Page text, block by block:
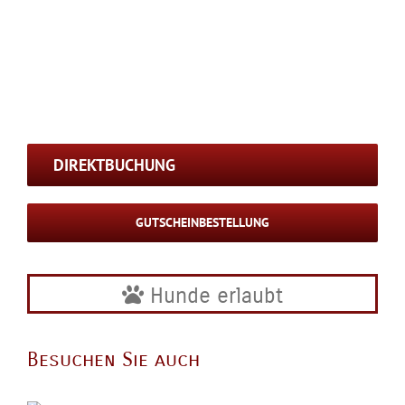
DIREKTBUCHUNG
GUTSCHEINBESTELLUNG
Hunde erlaubt
Besuchen Sie auch